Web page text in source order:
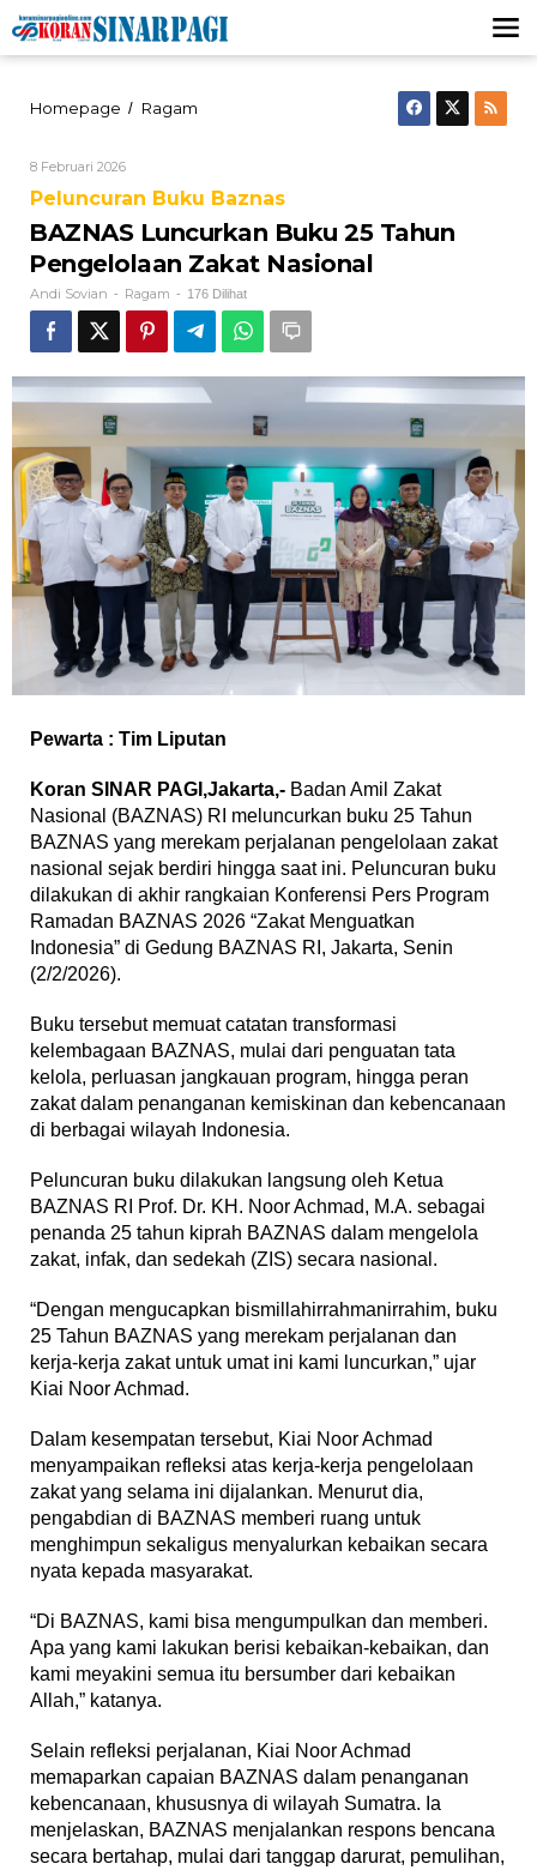
Lewati
ke
konten
Homepage / Ragam
Tahun
Zakat
Nasional
8 Februari 2026Oleh
Sovian
Peluncuran Buku Baznas
BAZNAS Luncurkan Buku 25 Tahun
Pengelolaan Zakat Nasional
Andi Sovian - Ragam - 176 Dilihat
Pewarta : Tim Liputan
Koran SINAR PAGI,Jakarta,- Badan Amil Zakat
Nasional (BAZNAS) RI meluncurkan buku 25 Tahun
BAZNAS yang merekam perjalanan pengelolaan zakat
nasional sejak berdiri hingga saat ini. Peluncuran buku
dilakukan di akhir rangkaian Konferensi Pers Program
Ramadan BAZNAS 2026 “Zakat Menguatkan
Indonesia” di Gedung BAZNAS RI, Jakarta, Senin
(2/2/2026).
Buku tersebut memuat catatan transformasi
kelembagaan BAZNAS, mulai dari penguatan tata
kelola, perluasan jangkauan program, hingga peran
zakat dalam penanganan kemiskinan dan kebencanaan
di berbagai wilayah Indonesia.
Peluncuran buku dilakukan langsung oleh Ketua
BAZNAS RI Prof. Dr. KH. Noor Achmad, M.A. sebagai
penanda 25 tahun kiprah BAZNAS dalam mengelola
zakat, infak, dan sedekah (ZIS) secara nasional.
“Dengan mengucapkan bismillahirrahmanirrahim, buku
25 Tahun BAZNAS yang merekam perjalanan dan
kerja-kerja zakat untuk umat ini kami luncurkan,” ujar
Kiai Noor Achmad.
Dalam kesempatan tersebut, Kiai Noor Achmad
menyampaikan refleksi atas kerja-kerja pengelolaan
zakat yang selama ini dijalankan. Menurut dia,
pengabdian di BAZNAS memberi ruang untuk
menghimpun sekaligus menyalurkan kebaikan secara
nyata kepada masyarakat.
“Di BAZNAS, kami bisa mengumpulkan dan memberi.
Apa yang kami lakukan berisi kebaikan-kebaikan, dan
kami meyakini semua itu bersumber dari kebaikan
Allah,” katanya.
Selain refleksi perjalanan, Kiai Noor Achmad
memaparkan capaian BAZNAS dalam penanganan
kebencanaan, khususnya di wilayah Sumatra. Ia
menjelaskan, BAZNAS menjalankan respons bencana
secara bertahap, mulai dari tanggap darurat, pemulihan,